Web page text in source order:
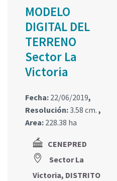
MODELO
DIGITAL DEL
TERRENO
Sector La
Victoria
Fecha: 22/06/2019,
Resolución:3.58 cm. ,
Area: 228.38 ha
CENEPRED
Sector La
Victoria, DISTRITO